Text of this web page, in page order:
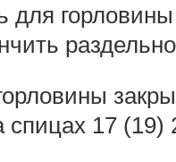
для
спицах 17 (19)